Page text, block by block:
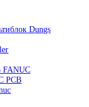
Dungs